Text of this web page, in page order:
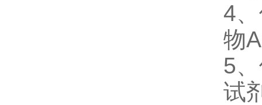
4、
物
5、
试